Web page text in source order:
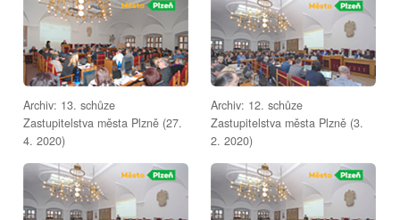
Archiv: 13. schůze
Zastupitelstva města Plzně (27.
4. 2020)
Archiv: 12. schůze
Zastupitelstva města Plzně (3.
2. 2020)